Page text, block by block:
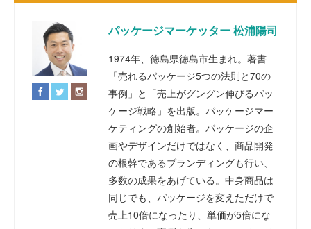
パッケージマーケッター 松浦陽司
1974年、徳島県徳島市生まれ。著書
「売れるパッケージ5つの法則と70の
事例」と「売上がグングン伸びるパッ
ケージ戦略」を出版。パッケージマー
ケティングの創始者。パッケージの企
画やデザインだけではなく、商品開発
の根幹であるブランディングも行い、
多数の成果をあげている。中身商品は
同じでも、パッケージを変えただけで
売上10倍になったり、単価が5倍にな